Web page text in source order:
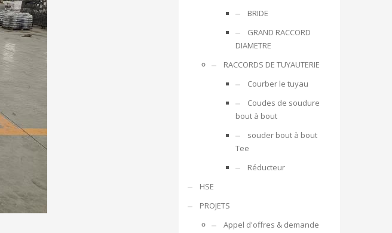
BRIDE
GRAND RACCORD
DIAMETRE
RACCORDS DE TUYAUTERIE
Courber le tuyau
Coudes de soudure
bout à bout
souder bout à bout
Tee
Réducteur
HSE
PROJETS
Appel d'offres & demande